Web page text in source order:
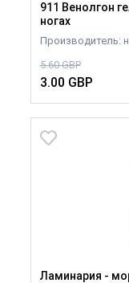
911 Венолгон
ногах
Производитель:
5.60 GBP
3.00 GBP
Ламинария -